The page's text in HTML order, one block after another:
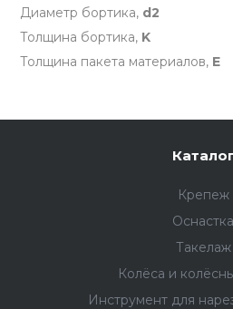
Диаметр бортика, d2
Толщина бортика, K
Толщина пакета материалов, E
Крепеж
Оснастка
Такелаж
Колёса и
Инструмент для